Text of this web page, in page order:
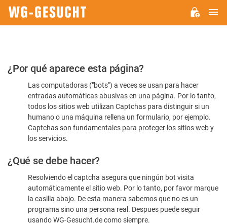
Por
favor,
confirme
humano
¿Por qué aparece esta página?
Las computadoras ("bots") a veces se usan para hacer
entradas automáticas abusivas en una página. Por lo tanto,
todos los sitios web utilizan Captchas para distinguir si un
humano o una máquina rellena un formulario, por ejemplo.
Captchas son fundamentales para proteger los sitios web y
los servicios.
¿Qué se debe hacer?
Resolviendo el captcha asegura que ningún bot visita
automáticamente el sitio web. Por lo tanto, por favor marque
la casilla abajo. De esta manera sabemos que no es un
programa sino una persona real. Despues puede seguir
usando WG-Gesucht.de como siempre.